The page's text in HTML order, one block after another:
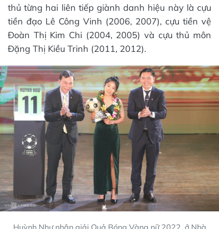
thủ từng hai liên tiếp giành danh hiệu này là cựu
tiền đạo Lê Công Vinh (2006, 2007), cựu tiền vệ
Đoàn Thị Kim Chi (2004, 2005) và cựu thủ môn
Đặng Thị Kiều Trinh (2011, 2012).